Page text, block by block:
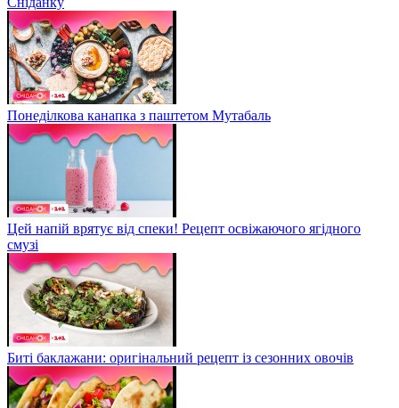
Понеділкова канапка з паштетом Мутабаль
Цей напій врятує від спеки! Рецепт освіжаючого ягідного
смузі
Биті баклажани: оригінальний рецепт із сезонних овочів